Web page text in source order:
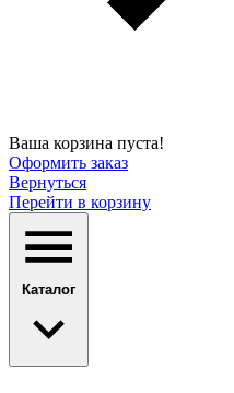
Ваша корзина пуста!
Оформить заказ
Вернуться
Перейти в корзину
Каталог